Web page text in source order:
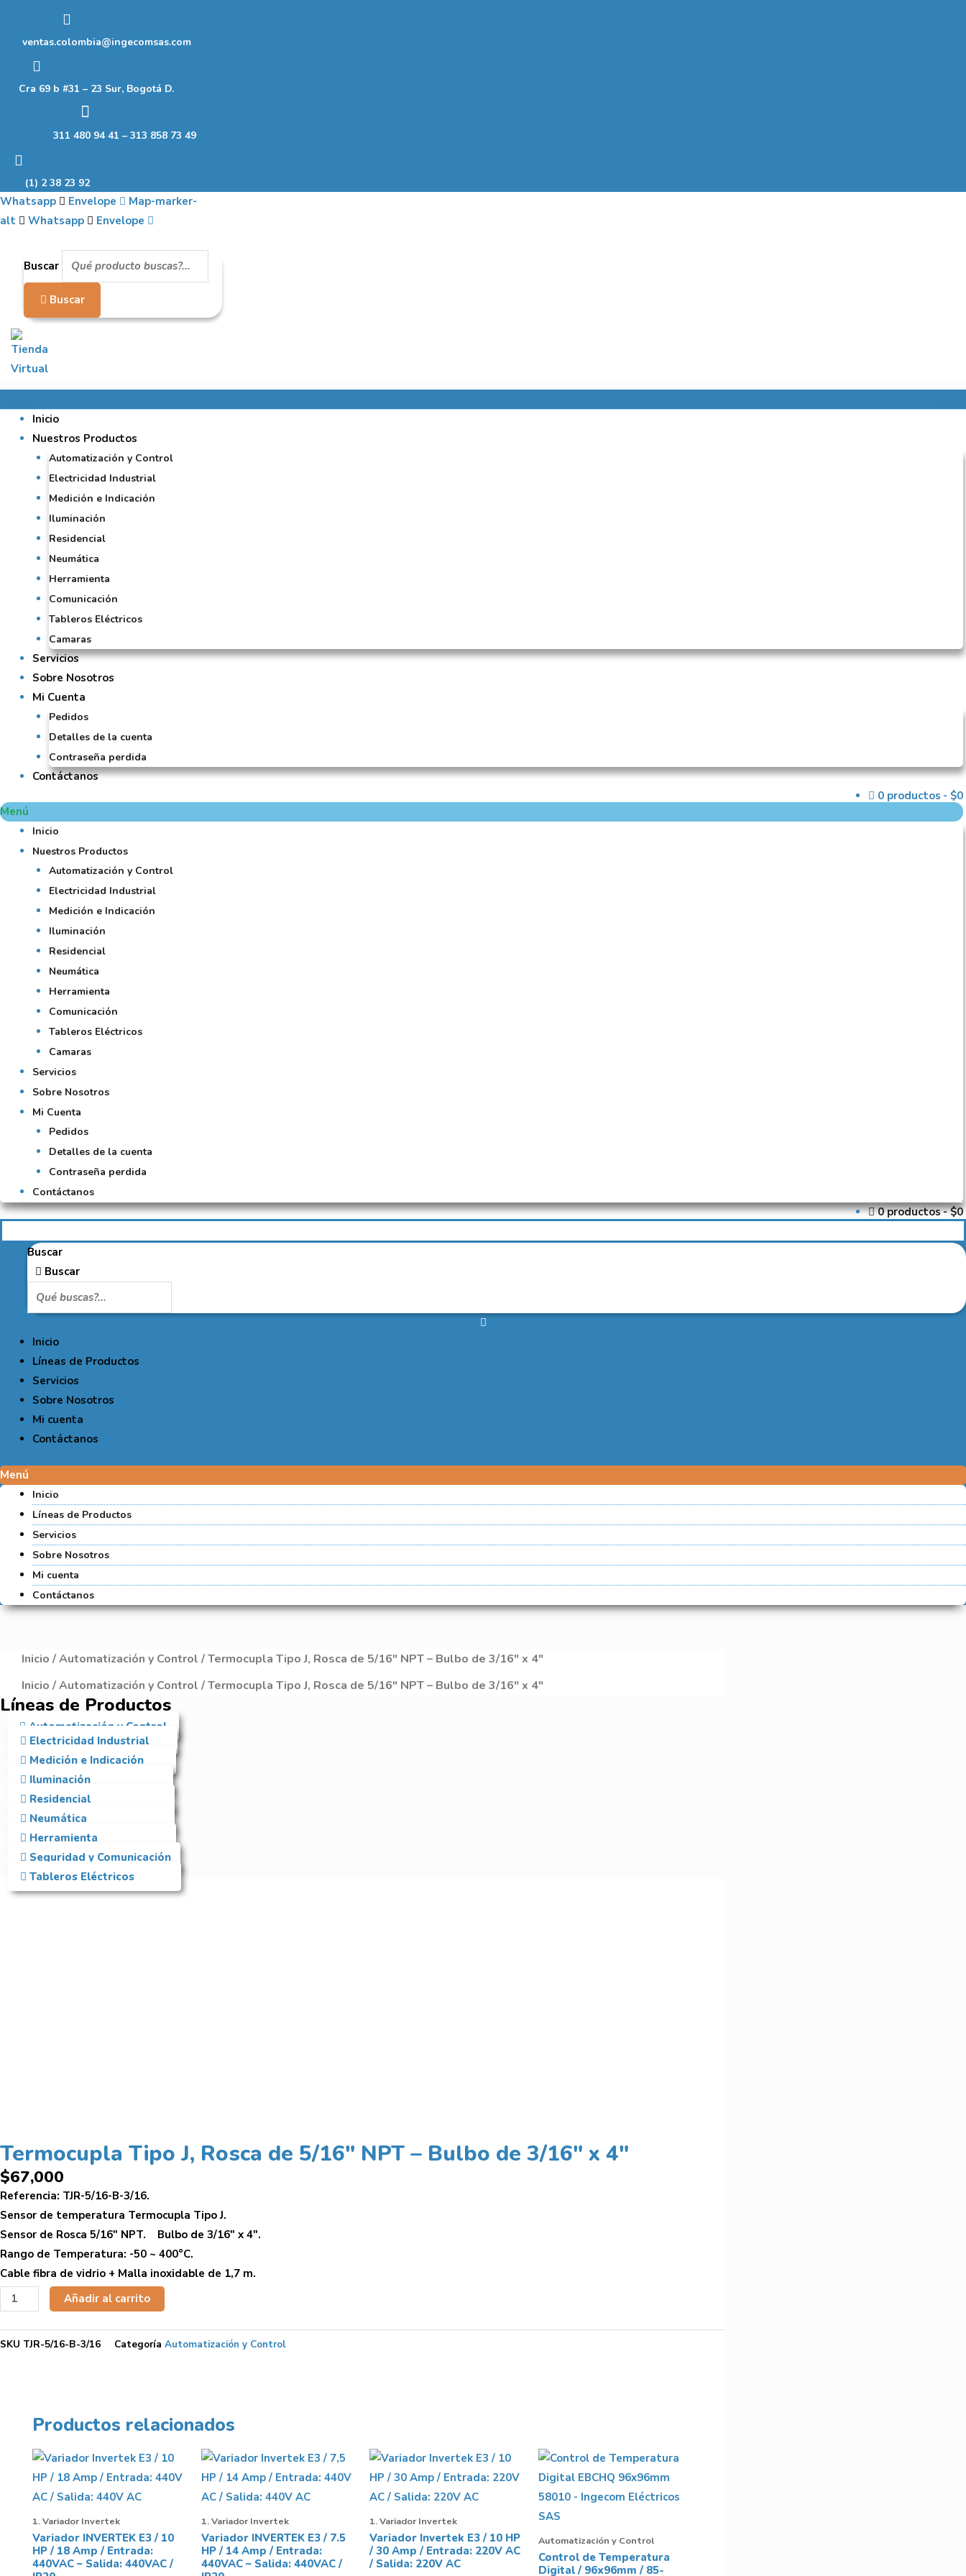
contenido
ventas.colombia@ingecomsas.com
Cra 69 b #31 – 23 Sur, Bogotá D.
311 480 94 41 – 313 858 73 49
(1) 2 38 23 92
Whatsapp Envelope
Map-marker-
alt
Whatsapp Envelope
Buscar
Buscar
Inicio
Nuestros Productos
Automatización y Control
Electricidad Industrial
Medición e Indicación
Iluminación
Residencial
Neumática
Herramienta
Comunicación
Tableros Eléctricos
Camaras
Servicios
Sobre Nosotros
Mi Cuenta
Pedidos
Detalles de la cuenta
Contraseña perdida
Contáctanos
0 productos
$0
Menú
Inicio
Nuestros Productos
Automatización y Control
Electricidad Industrial
Medición e Indicación
Iluminación
Residencial
Neumática
Herramienta
Comunicación
Tableros Eléctricos
Camaras
Servicios
Sobre Nosotros
Mi Cuenta
Pedidos
Detalles de la cuenta
Contraseña perdida
Contáctanos
0 productos $0
Buscar
Buscar
Inicio
Líneas de Productos
Servicios
Sobre Nosotros
Mi cuenta
Contáctanos
Menú
Inicio
Líneas de Productos
Servicios
Sobre Nosotros
Mi cuenta
Contáctanos
Inicio /Automatización y Control / Termocupla Tipo J, Rosca de 5/16″ NPT – Bulbo de 3/16″ x 4″
Inicio /Automatización y Control / Termocupla Tipo J, Rosca de 5/16″ NPT – Bulbo de 3/16″ x 4″
Líneas de Productos
Automatización y Control
Electricidad Industrial
Medición e Indicación
Iluminación
Residencial
Neumática
Herramienta
Seguridad y Comunicación
Tableros Eléctricos
Termocupla Tipo J, Rosca de 5/16″ NPT – Bulbo de 3/16″ x 4″
$67,000
Referencia: TJR-5/16-B-3/16.
Sensor de temperatura Termocupla Tipo J.
Sensor de Rosca 5/16″ NPT. Bulbo de 3/16″ x 4″.
Rango de Temperatura: -50 ~ 400°C.
Cable fibra de vidrio + Malla inoxidable de 1,7 m.
Termocupla
Tipo
J,
cantidad
Añadir al carrito
SKU TJR-5/16-B-3/16 Categoría Automatización y Control
Productos relacionados
1. Variador Invertek
Variador INVERTEK E3 / 10
HP / 18 Amp / Entrada:
440VAC – Salida: 440VAC /
1. Variador Invertek
Variador INVERTEK E3 / 7.5
HP / 14 Amp / Entrada:
440VAC – Salida: 440VAC /
1. Variador Invertek
Variador Invertek E3 / 10 HP
/ 30 Amp / Entrada: 220V AC
/ Salida: 220V AC
Automatización y Control
Control de Temperatura
Digital / 96x96mm / 85-